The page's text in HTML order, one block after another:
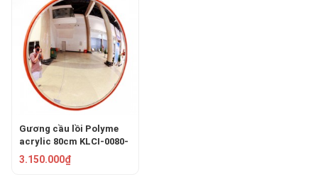
Gương cầu lồi Polyme
acrylic 80cm KLCI-0080-
2200
3.150.000₫